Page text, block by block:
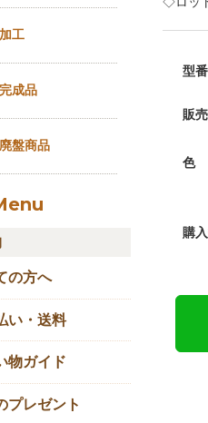
型番
販
色
購
加工
完成品
廃盤商品
の方へ
い・送料
物ガイド
プレゼント